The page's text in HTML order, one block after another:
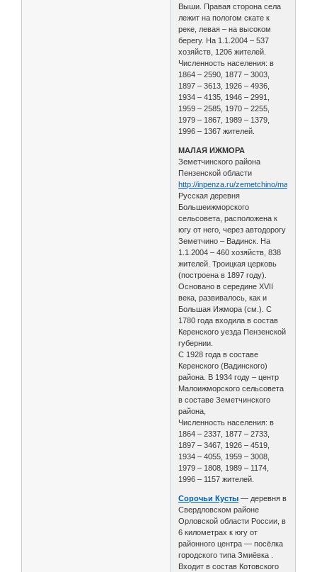
Выши. Правая сторона села
лежит на пологом скате к
реке, левая – на высоком
берегу. На 1.1.2004 – 537
хозяйств, 1206 жителей.
Численность населения: в
1864 – 2590, 1877 – 3003,
1897 – 3613, 1926 – 4936,
1934 – 4135, 1946 – 2991,
1959 – 2585, 1970 – 2255,
1979 – 1867, 1989 – 1379,
1996 – 1367 жителей.
МАЛАЯ ИЖМОРА
Земетчинского района
Пензенской области
http://inpenza.ru/zemetchino/
Русская деревня
Большеижморского
сельсовета, расположена к
югу от него, через автодорогу
Земетчино – Вадинск. На
1.1.2004 – 460 хозяйств, 838
жителей. Троицкая церковь
(построена в 1897 году).
Основано в середине XVII
века, развивалось, как и
Большая Ижмора (см.). С
1780 года входила в состав
Керенского уезда Пензенской
губернии.
С 1928 года в составе
Керенского (Вадинского)
района. В 1934 году – центр
Малоижморского сельсовета
в составе Земетчинского
района,
Численность населения: в
1864 – 2337, 1877 – 2733,
1897 – 3467, 1926 – 4519,
1934 – 4055, 1959 – 3008,
1979 – 1808, 1989 – 1174,
1996 – 1157 жителей.
Сорочьи Кусты — деревня в
Свердловском районе
Орловской области России, в
6 километрах к югу от
районного центра — посёлка
городского типа Змиёвка .
Входит в состав Котовского